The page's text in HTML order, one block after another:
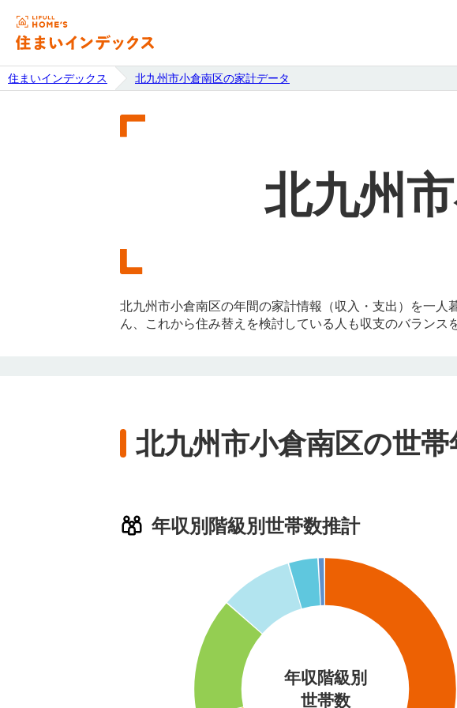
住まいインデックス 北九州市小倉南区の家計データ
北九州
北九州市小倉南区の年間の家計情報（収入・支出）を一
ん、これから住み替えを検討している人も収支のバランス
北九州市小倉南区の世帯
年収別階級別世帯数推計
年収階級別
世帯数